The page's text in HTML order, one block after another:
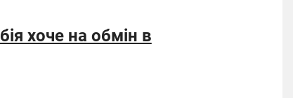
хоче на обмін в